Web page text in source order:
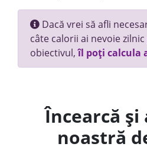
Dacă vrei să afli
câte calorii ai nevoie
obiectivul,îl poți calcula
Încearcă și
noastră